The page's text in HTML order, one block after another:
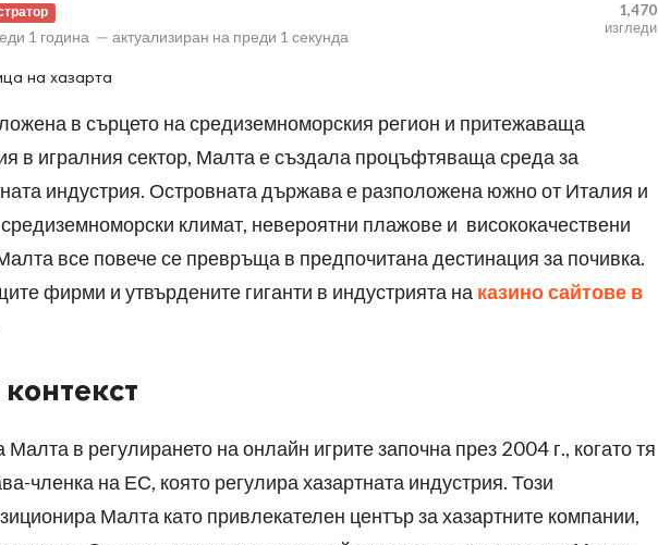
1 година — актуализиран на преди 1 секунда
1,470
изгледи
на хазарта
в сърцето на средиземноморския регион и притежаваща
в игралния сектор, Малта е създала процъфтяваща среда за
индустрия. Островната държава е разположена южно от Италия и
климат, невероятни плажове и висококачествени
все повече се превръща в предпочитана дестинация за почивка.
фирми и утвърдените гиганти в индустрията на казино сайтове в
в регулирането на онлайн игрите започна през 2004 г., когато тя
членка на ЕС, която регулира хазартната индустрия. Този
Малта като привлекателен център за хазартните компании,